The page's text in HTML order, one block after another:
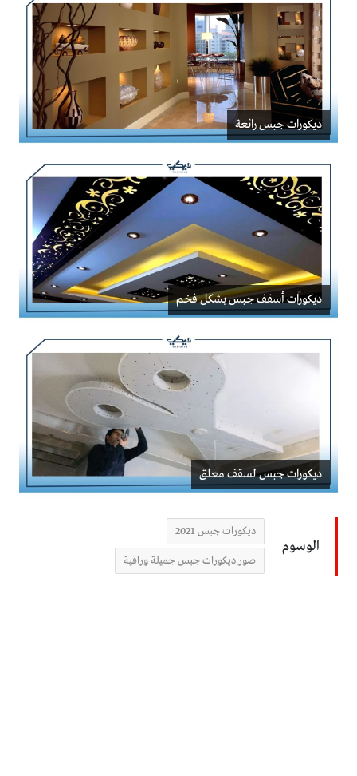
ديكورات جبس رائعة
ديكورات أسقف جبس بشكل فخم
ديكورات جبس لسقف معلق
الوسوم
ديكورات جبس 2021
صور ديكورات جبس جميلة وراقية